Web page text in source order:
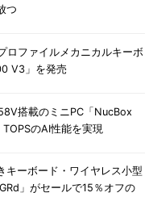
つ
ロファイルメカニカルキーボ
V3」を発売
搭載のミニPC「NucBox
のAI性能を実現
キーボード・ワイヤレス小型
」がセールで15％オフの